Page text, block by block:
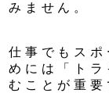
みません。
仕事でもス
めには「ト
むことが重